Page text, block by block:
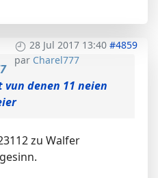
28 Jul 2017 13:40 #4859
par Charel777
vun denen 11 neien
zu Walfer